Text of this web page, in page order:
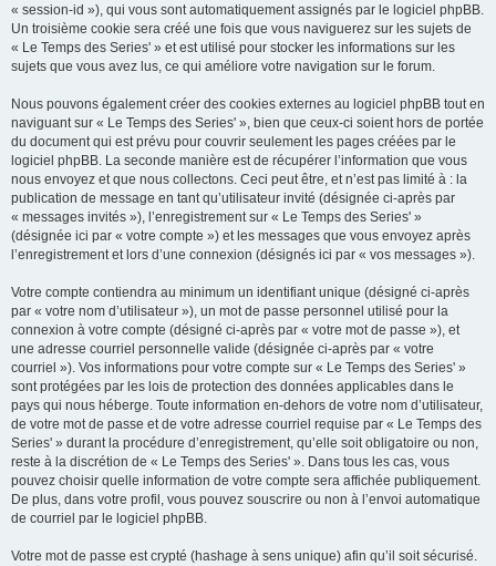
« session-id »), qui vous sont automatiquement assignés par le logiciel phpBB.
Un troisième cookie sera créé une fois que vous naviguerez sur les sujets de
« Le Temps des Series' » et est utilisé pour stocker les informations sur les
sujets que vous avez lus, ce qui améliore votre navigation sur le forum.
Nous pouvons également créer des cookies externes au logiciel phpBB tout en
naviguant sur « Le Temps des Series' », bien que ceux-ci soient hors de portée
du document qui est prévu pour couvrir seulement les pages créées par le
logiciel phpBB. La seconde manière est de récupérer l’information que vous
nous envoyez et que nous collectons. Ceci peut être, et n’est pas limité à : la
publication de message en tant qu’utilisateur invité (désignée ci-après par
« messages invités »), l’enregistrement sur « Le Temps des Series' »
(désignée ici par « votre compte ») et les messages que vous envoyez après
l’enregistrement et lors d’une connexion (désignés ici par « vos messages »).
Votre compte contiendra au minimum un identifiant unique (désigné ci-après
par « votre nom d’utilisateur »), un mot de passe personnel utilisé pour la
connexion à votre compte (désigné ci-après par « votre mot de passe »), et
une adresse courriel personnelle valide (désignée ci-après par « votre
courriel »). Vos informations pour votre compte sur « Le Temps des Series' »
sont protégées par les lois de protection des données applicables dans le
pays qui nous héberge. Toute information en-dehors de votre nom d’utilisateur,
de votre mot de passe et de votre adresse courriel requise par « Le Temps des
Series' » durant la procédure d’enregistrement, qu’elle soit obligatoire ou non,
reste à la discrétion de « Le Temps des Series' ». Dans tous les cas, vous
pouvez choisir quelle information de votre compte sera affichée publiquement.
De plus, dans votre profil, vous pouvez souscrire ou non à l’envoi automatique
de courriel par le logiciel phpBB.
Votre mot de passe est crypté (hashage à sens unique) afin qu’il soit sécurisé.